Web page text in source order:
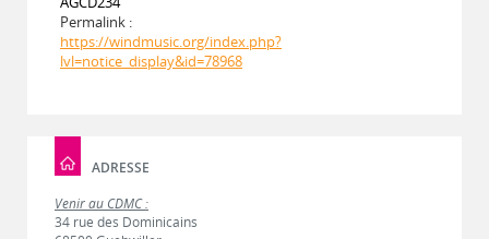
Permalink :
https://windmusic.org/index.php?
lvl=notice_display&id=78968
ADRESSE
Venir au CDMC :
34 rue des Dominicains